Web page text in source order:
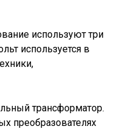
используют три
используется в
трансформатор.
преобразователях